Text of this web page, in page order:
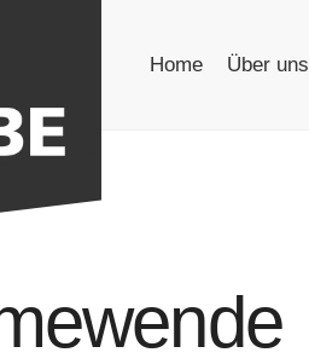
Home Über uns